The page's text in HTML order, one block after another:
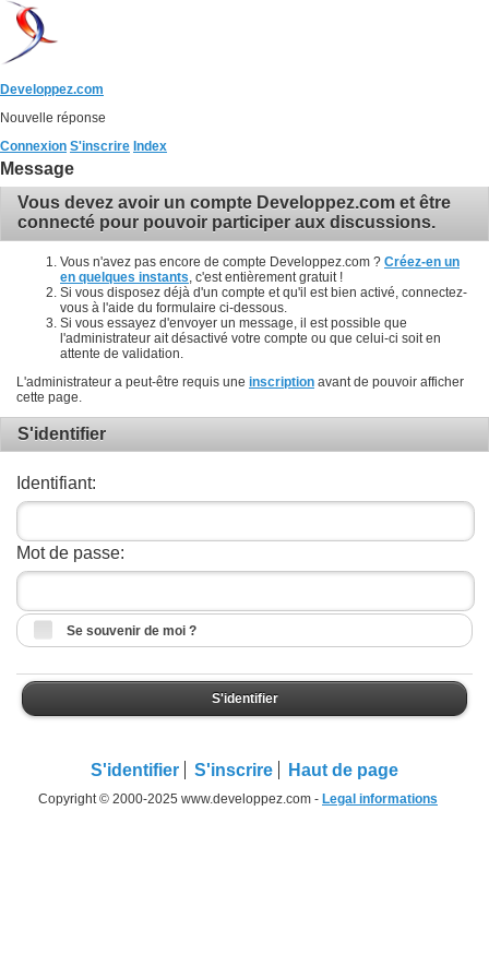
Developpez.com
Nouvelle réponse
Connexion S'inscrire Index
Message
Vous devez avoir un compte Developpez.com et être
connecté pour pouvoir participer aux discussions.
Vous n'avez pas encore de compte Developpez.com ? Créez-en un
en quelques instants , c'est entièrement gratuit !
Si vous disposez déjà d'un compte et qu'il est bien activé, connectez-
vous à l'aide du formulaire ci-dessous.
Si vous essayez d'envoyer un message, il est possible que
l'administrateur ait désactivé votre compte ou que celui-ci soit en
attente de validation.
L'administrateur a peut-être requis une inscription avant de pouvoir afficher
cette page.
S'identifier
Identifiant:
Mot de passe:
Se souvenir de moi ?
S'identifier
S'identifier S'inscrire Haut de page
Copyright © 2000-2025 www.developpez.com - Legal informations